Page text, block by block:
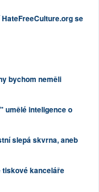
se
bychom neměli
umělé inteligence o
slepá skvrna, aneb
tiskové kanceláře